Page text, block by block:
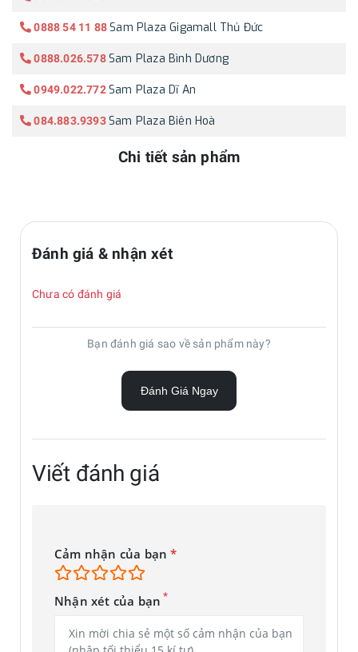
0888 54 11 88 Sam Plaza Gigamall Thủ Đức
0888.026.578 Sam Plaza Bình Dương
0949.022.772 Sam Plaza Dĩ An
084.883.9393 Sam Plaza Biên Hoà
Chi tiết sản phẩm
Đánh giá & nhận xét
Chưa có đánh giá
Bạn đánh giá sao về sản phẩm này?
Đánh Giá Ngay
Viết đánh giá
Cảm nhận của bạn*
Nhận xét của bạn *